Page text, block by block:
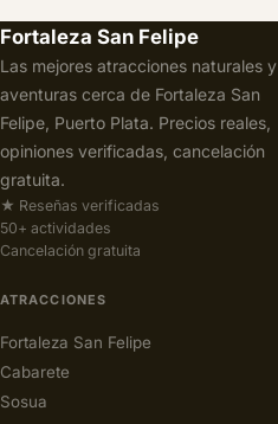
Fortaleza San Felipe
Las mejores atracciones naturales y
aventuras cerca de Fortaleza San
Felipe, Puerto Plata. Precios reales,
opiniones verificadas, cancelación
gratuita.
★ Reseñas verificadas
50+ actividades
Cancelación gratuita
ATRACCIONES
Fortaleza San Felipe
Cabarete
Sosua